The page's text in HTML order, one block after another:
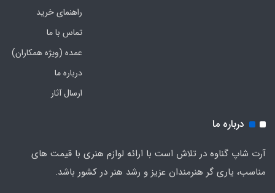
راهنمای خرید
تماس با ما
عمده (ویژه همکاران)
درباره ما
ارسال آثار
درباره ما
آرت شاپ گناوه در تلاش است با ارائه لوازم هنری با قیمت های
مناسب، یاری گر هنرمندان عزیز و رشد هنر در کشور باشد.